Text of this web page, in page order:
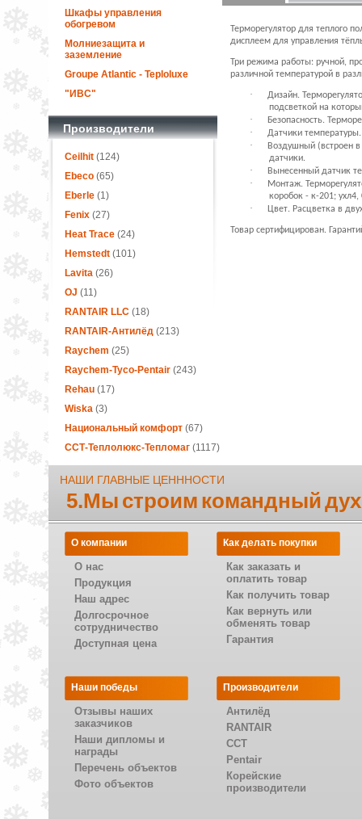
Шкафы управления
обогревом
Молниезащита и
заземление
Groupe Atlantic - Teploluxe
"ИВС"
Производители
Ceilhit(124)
Ebeco(65)
Eberle(1)
Fenix(27)
Heat Trace(24)
Hemstedt(101)
Lavita(26)
OJ (11)
RANTAIR LLC(18)
RANTAIR-Антилёд(213)
Raychem (25)
Raychem-Tyco-Pentair (243)
Rehau(17)
Wiska(3)
Национальный комфорт(67)
ССТ-Теплолюкс-Тепломаг(1117)
Терморегулятор для теплого
дисплеем для управления
Три режима работы: ручной,
различной температурой в
·
Дизайн.
подсветкой на
· Безопасность.
· Датчики температуры.
·
Воздушный (встроен
датчики.
· Вынесенный датчик
·
Монтаж.
коробок - к-201; ухл4,
· Цвет. Расцветка в
Товар сертифицирован.
НАШИ ГЛАВНЫЕ ЦЕНННОСТИ
5.Мы строим командный
О компании
О нас
Продукция
Наш адрес
Долгосрочное
сотрудничество
Доступная цена
Как делать покупки
Как заказать и
оплатить товар
Как получить товар
Как вернуть или
обменять товар
Гарантия
Наши победы
Отзывы наших
заказчиков
Наши дипломы и
награды
Перечень объектов
Фото объектов
Производители
Антилёд
RANTAIR
CCT
Pentair
Корейские
производители